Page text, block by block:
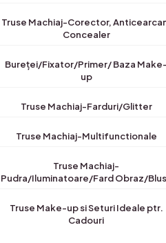
Truse Machiaj-Corector,
Concealer
Bureței/Fixator/Primer/ Baza Make-
up
Truse Machiaj-Farduri/Glitter
Truse Machiaj-Multifunctionale
Truse Machiaj-
Pudra/Iluminatoare/Fard Obraz/
Truse Make-up si Seturi Ideale ptr.
Cadouri